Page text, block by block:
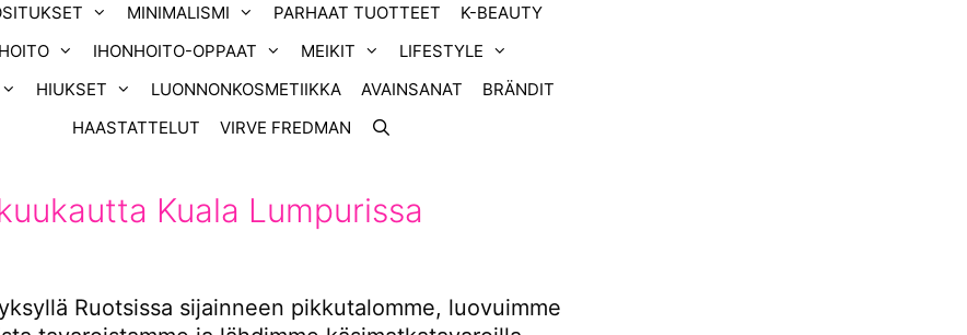
MINIMALISMI PARHAAT TUOTTEET
K-BEAUTY
IHONHOITO-OPPAAT MEIKIT
LIFESTYLE
HIUKSET LUONNONKOSMETIIKKA AVAINSANAT
BRÄNDIT
HAASTATTELUT
VIRVE FREDMAN
Kuala Lumpurissa
Ruotsissa sijainneen pikkutalomme, luovuimme